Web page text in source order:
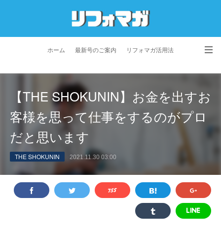
ホーム 最新号のご案内 リフォマガ活用法
プライバシーポリシー 利用規約 会社概要
【THE SHOKUNIN】お金を出すお
客様を思って仕事をするのがプロ
だと思います
THE SHOKUNIN 2021.11.30 03:00